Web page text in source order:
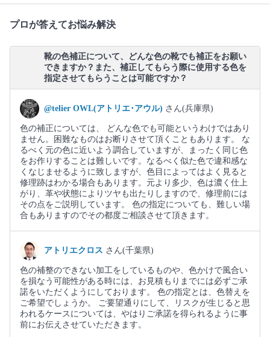
プロが答えてお悩み解決
靴の色補正について、どんな色の靴でも補正をお願い
できますか？また、補正してもらう際に使用する色を
指定させてもらうことは可能ですか？
@telier OWL(アトリエ･アウル) さん(兵庫県)
色の補正については、 どんな色でも可能というわけではあり
ません。困難なものはお断りさせて頂くこともあります。 な
るべく元の色に近いよう調合していますが、まったく同じ色
をお作りすることは難しいです。なるべく似た色で違和感な
くなじませるように致しますが、色目によってはよく見ると
修理跡はわかる場合もあります。元より多少、色は濃く仕上
がり、革や状態によりツヤも出たりしますので、修理前には
その点をご説明しています。 色の指定についても、難しい場
合もありますのでその都度ご相談させて頂きます。
アトリエクロス さん(千葉県)
色の補整のできない加工をしているものや、色かけで風合い
を損なう可能性がある時には、お見積もりまでには必ずご承
諾をいただくようにしております。 色の指定とは、色替えを
ご希望でしょうか。 ご要望通りにして、リスクが生じると思
われるケースについては、やはりご承諾を得られるように事
前にお伝えさせていただきます。